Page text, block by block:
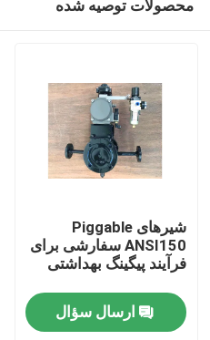
صفحه اصلی
محصولات توصیه شده
شیرهای Piggable
ANSI150 سفارشی برای
فرآیند پیگینگ بهداشتی
ارسال سؤال